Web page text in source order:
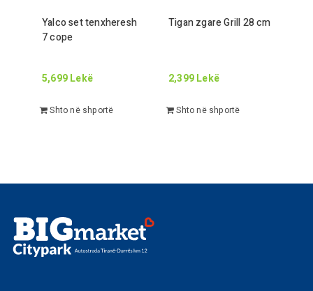
Yalco set tenxheresh
7cope
5,699Lekë
Shto në shportë
Tigan zgareGrill28cm
2,399Lekë
Shto në shportë